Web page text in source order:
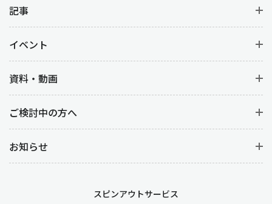
記事
イベント
資料・動画
ご検討中の方へ
お知らせ
スピンアウトサービス